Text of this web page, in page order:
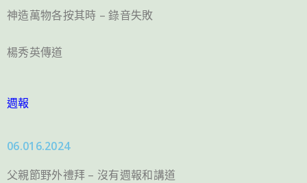
放
神造萬物各按其時 – 錄音失敗
楊秀英傳道
週報
06.016.2024
父親節野外禮拜 – 沒有週報和講道